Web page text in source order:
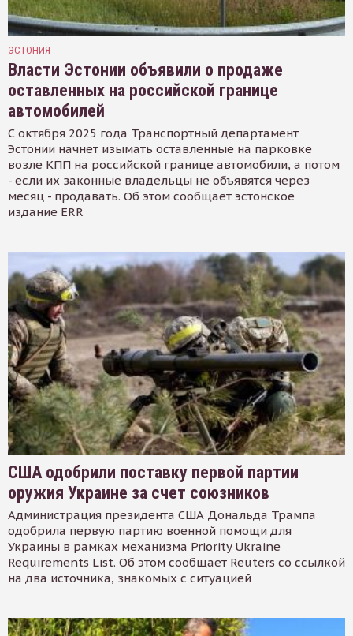
ЭСТОНИЯ
Власти Эстонии объявили о продаже
оставленных на российской границе
автомобилей
С октября 2025 года Транспортный департамент
Эстонии начнет изымать оставленные на парковке
возле КПП на российской границе автомобили, а потом
- если их законные владельцы не объявятся через
месяц - продавать. Об этом сообщает эстонское
издание ERR
США одобрили поставку первой партии
оружия Украине за счет союзников
Администрация президента США Дональда Трампа
одобрила первую партию военной помощи для
Украины в рамках механизма Priority Ukraine
Requirements List. Об этом сообщает Reuters со ссылкой
на два источника, знакомых с ситуацией